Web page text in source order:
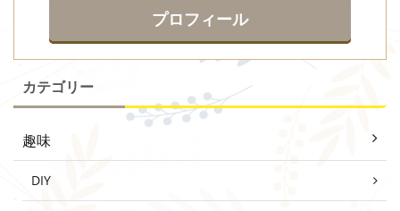
プロフィール
カテゴリー
趣味
DIY